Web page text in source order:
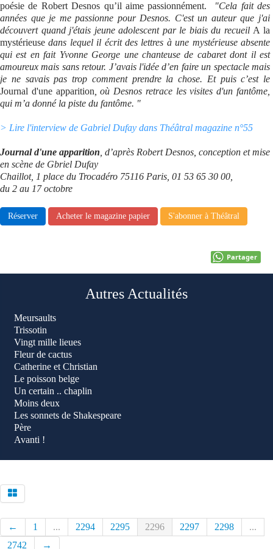
Se connecter
poésie de Robert Desnos qu’il aime passionnément.
"Cela fait des
années que je me passionne pour Desnos. C'est un auteur que j'ai
découvert quand j'étais jeune adolescent par le biais du recueil A la
mystérieuse dans lequel il écrit des lettres à une mystérieuse absente
qui est en fait Yvonne George une chanteuse de cabaret dont il est
amoureux mais sans retour. J’avais l'idée d’en faire un spectacle mais
je ne savais pas trop comment prendre la chose. Et puis c’est le
Journal d'une apparition , où Desnos retrace les visites d'un fantôme,
qui m’a donné la piste du fantôme. "
> Lire l'interview de Gabriel Dufay dans Théâtral magazine n°55
Journal d'une apparition , d’après Robert Desnos, conception et mise
en scène de Gbriel Dufay
Chaillot, 1 place du Trocadéro 75116 Paris, 01 53 65 30 00,
du 2 au 17 octobre
Réserver Acheter le magazine papier S'abonner à Théâtral
Partager
Autres Actualités
Meursaults
Trissotin
Vingt mille lieues
Fleur de cactus
Catherine et Christian
Le poisson belge
Un certain .. chaplin
Moins deux
Les sonnets de Shakespeare
Père
Avanti !
← 1 ... 2294 2295 2296 2297 2298
...
2742
→